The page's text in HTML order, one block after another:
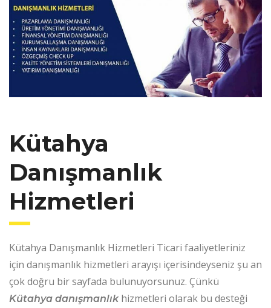
Kütahya
Danışmanlık
Hizmetleri
Kütahya Danışmanlık Hizmetleri Ticari faaliyetleriniz
için danışmanlık hizmetleri arayışı içerisindeyseniz şu an
çok doğru bir sayfada bulunuyorsunuz. Çünkü
Kütahya danışmanlıkhizmetleri olarak bu desteği